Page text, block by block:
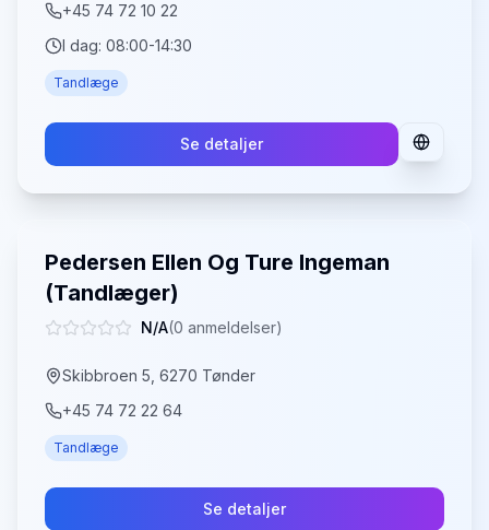
+45 74 72 10 22
I dag: 08:00-14:30
Tandlæge
Se detaljer
Pedersen Ellen Og Ture Ingeman
(Tandlæger)
N/A(0 anmeldelser)
Skibbroen 5, 6270 Tønder
+45 74 72 22 64
Tandlæge
Se detaljer